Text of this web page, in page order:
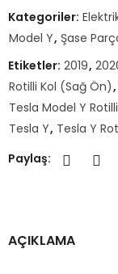
Kategoriler:
Model Y, Şase
Etiketler: 2019,
Rotilli Kol (Sağ Ön),
Tesla Model Y
Tesla Y, Tesla Y
Paylaş:
AÇIKLAMA